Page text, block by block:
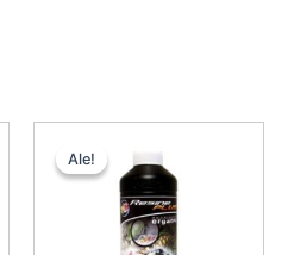
Ale!
Ale!
hinta
oli:
56,00 €.50,40 €.